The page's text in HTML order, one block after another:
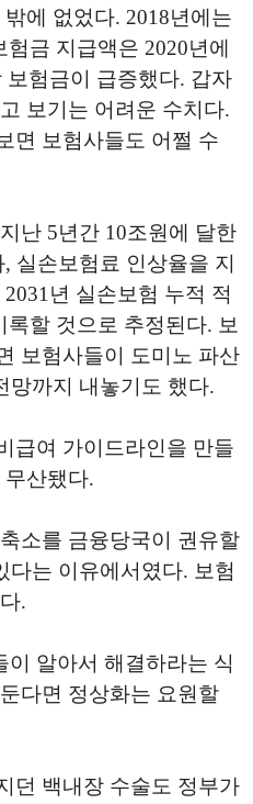
에 없었다. 2018년에는
금 지급액은 2020년에
보험금이 급증했다. 갑자
보기는 어려운 수치다.
면 보험사들도 어쩔 수
난 5년간 10조원에 달한
실손보험료 인상율을 지
년 실손보험 누적 적
록할 것으로 추정된다. 보
보험사들이 도미노 파산
망까지 내놓기도 했다.
급여 가이드라인을 만들
산됐다.
소를 금융당국이 권유할
다는 이유에서였다. 보험
.
알아서 해결하라는 식
다면 정상화는 요원할
던 백내장 수술도 정부가